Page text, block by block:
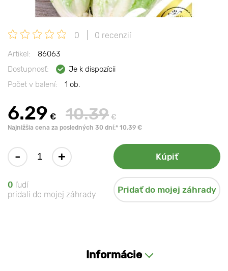
0 0 recenzií
Artikel:
86063
Dostupnosť:
Je k dispozícii
Počet v balení:
1 ob.
6.29 € 10.39 €
Najnižšia cena za posledných 30 dní:* 10.39 €
- + Kúpiť
0 ľudí
pridali do mojej záhrady
Pridať do mojej záhrady
Informácie